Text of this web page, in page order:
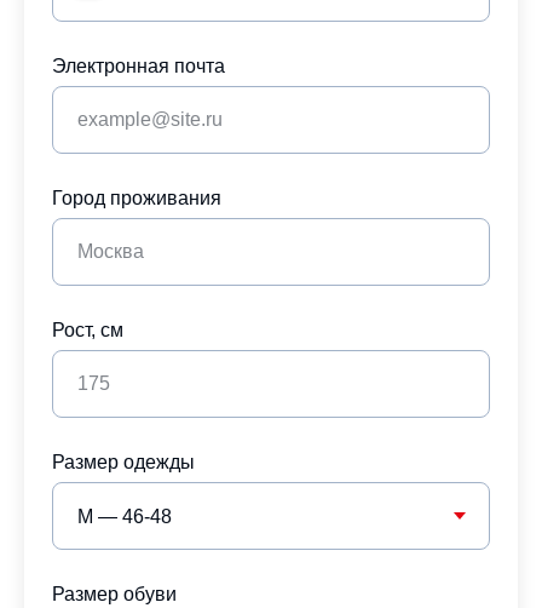
Электронная почта
Город проживания
Рост, см
Размер одежды
Размер обуви